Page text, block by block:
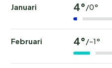
Januari 4°/0°
Februari 4°/-1°